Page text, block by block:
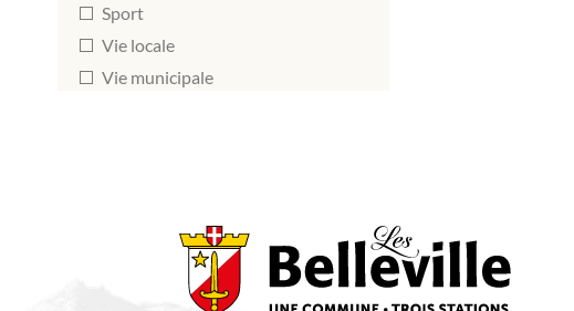
Sport
Vie locale
Vie municipale